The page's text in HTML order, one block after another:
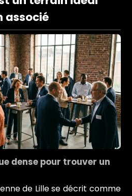
associé
dense pour trouver un
de Lille se décrit comme